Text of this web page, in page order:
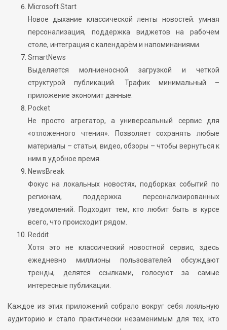
Microsoft Start
Новое дыхание классической ленты новостей: умная
персонализация, поддержка виджетов на рабочем
столе, интеграция с календарём и напоминаниями.
SmartNews
Выделяется молниеносной загрузкой и четкой
структурой публикаций. Трафик минимальный –
приложение экономит данные.
Pocket
Не просто агрегатор, а универсальный сервис для
«отложенного чтения». Позволяет сохранять любые
материалы – статьи, видео, обзоры – чтобы вернуться к
ним в удобное время.
NewsBreak
Фокус на локальных новостях, подборках событий по
регионам, поддержка персонализированных
уведомлений. Подходит тем, кто любит быть в курсе
всего, что происходит рядом.
Reddit
Хотя это не классический новостной сервис, здесь
ежедневно миллионы пользователей обсуждают
тренды, делятся ссылками, голосуют за самые
интересные публикации.
Каждое из этих приложений собрало вокруг себя лояльную
аудиторию и стало практически незаменимым для тех, кто